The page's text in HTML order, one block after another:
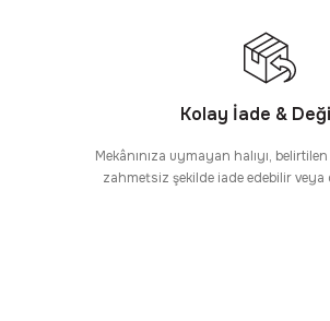
Kolay İade &
Mekânınıza uymayan halıyı,
zahmetsiz şekilde iade edebilir